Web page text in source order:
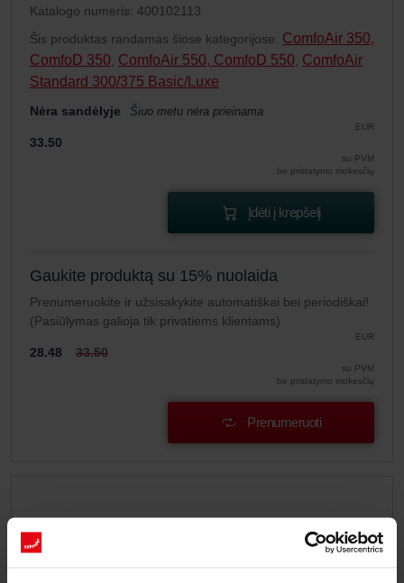
Katalogo numeris: 400102113
Šis produktas randamas šiose kategorijose: ComfoAir 350,
ComfoD 350 ComfoAir 550, ComfoD 550 ComfoAir
Standard 300/375 Basic/Luxe
Nėra sandėlyje Šiuo metu nėra prieinama
EUR
33.50
su PVM
be pristatymo mokesčių
Įdėti į krepšelį
Gaukite produktą su 15% nuolaida
Prenumeruokite ir užsisakykite automatiškai bei periodiškai!
(Pasiūlymas galioja tik privatiems klientams)
EUR
28.48 33.50
su PVM
be pristatymo mokesčių
Prenumeruoti